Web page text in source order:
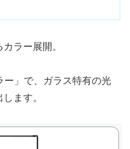
ラー展開。
ー」で、ガラス特有の光
ます。